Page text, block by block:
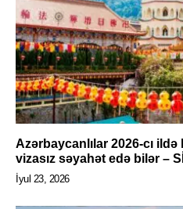
Azərbaycanlılar 2026-cı
vizasız səyahət edə bilər –
İyul 23, 2026